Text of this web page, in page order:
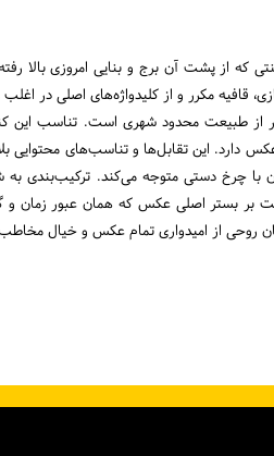
از پشت آن برج و بنایی امروزی بالا
قافیه مکرر و از کلیدواژه‌های اصلی در
از طبیعت محدود شهری است. تناسب این
این تقابل‌ها و تناسب‌های محتوایی
با چرخ دستی متوجه می‌کند. ترکیب‌بندی
بر بستر اصلی عکس که همان عبور زمان و
روحی از امیدواری تمام عکس و خیال